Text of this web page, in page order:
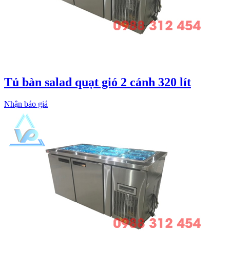
Tủ bàn salad quạt gió 2 cánh 320 lít
Nhận báo giá